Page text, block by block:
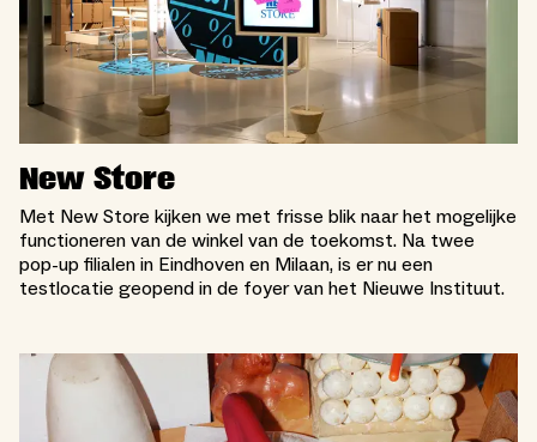
New Store
Met New Store kijken we met frisse blik naar het mogelijke
functioneren van de winkel van de toekomst. Na twee
pop-up filialen in Eindhoven en Milaan, is er nu een
testlocatie geopend in de foyer van het Nieuwe Instituut.